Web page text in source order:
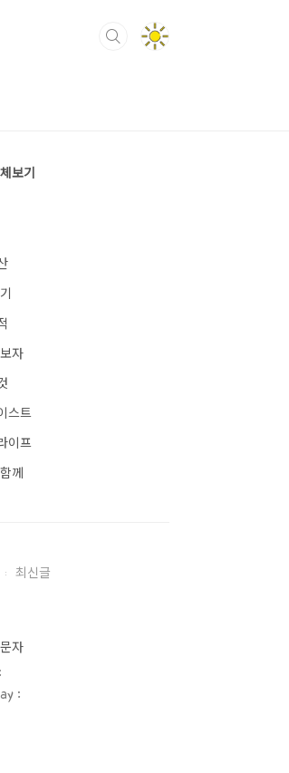
보기
자
스트
이프
께
최신글
자
: